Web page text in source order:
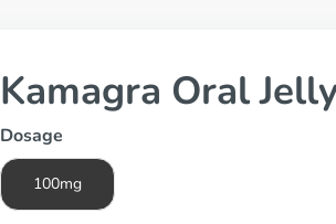
Kamagra Oral
Dosage
100mg